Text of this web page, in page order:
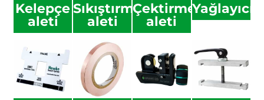
Kelepçe
aleti
Sıkıştırma
aleti
Çektirme
aleti
Yağlayıcı